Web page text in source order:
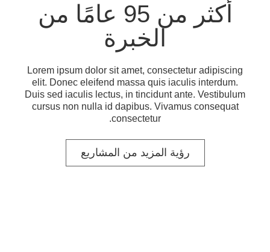
أكثر من 95 عامًا من
الخبرة
Lorem ipsum dolor sit amet, consectetur adipiscing
elit. Donec eleifend massa quis iaculis interdum.
Duis sed iaculis lectus, in tincidunt ante. Vestibulum
cursus non nulla id dapibus. Vivamus consequat
consectetur.
رؤية المزيد من المشاريع